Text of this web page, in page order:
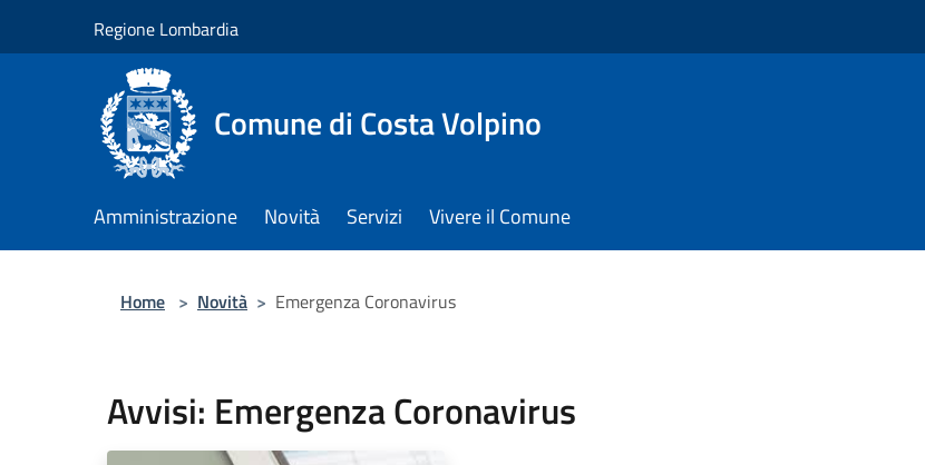
Regione Lombardia
Comune di Costa Volpino
Amministrazione Novità Servizi Vivere il Comune
Home > Novità > Emergenza Coronavirus
Avvisi: Emergenza Coronavirus